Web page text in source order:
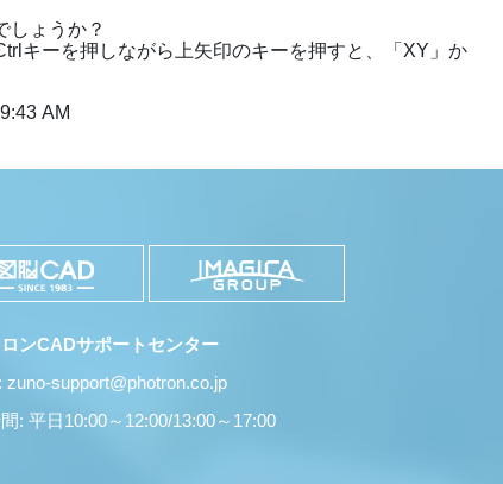
しょうか？
キーを押しながら上矢印のキーを押すと、「XY」か
AM
ンCADサポートセンター
zuno-support@photron.co.jp
: 平日10:00～12:00/13:00～17:00